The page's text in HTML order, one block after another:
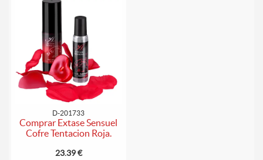
D-201733
Comprar Extase Sensuel
Cofre Tentacion Roja.
23.39 €